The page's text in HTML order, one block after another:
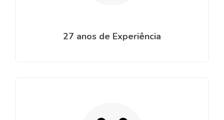
27 anos de Experiência